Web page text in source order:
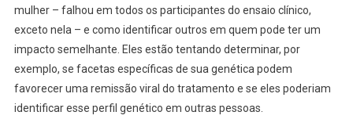
mulher – falhou em todos os participantes do ensaio clínico,
exceto nela – e como identificar outros em quem pode ter um
impacto semelhante. Eles estão tentando determinar, por
exemplo, se facetas específicas de sua genética podem
favorecer uma remissão viral do tratamento e se eles poderiam
identificar esse perfil genético em outras pessoas.